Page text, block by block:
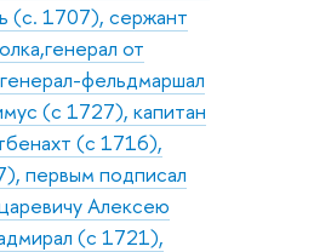
(с. 1707), сержант
от
фельдмаршал
(с 1727), капитан
(с 1716),
первым подписал
Алексею
(с 1721),